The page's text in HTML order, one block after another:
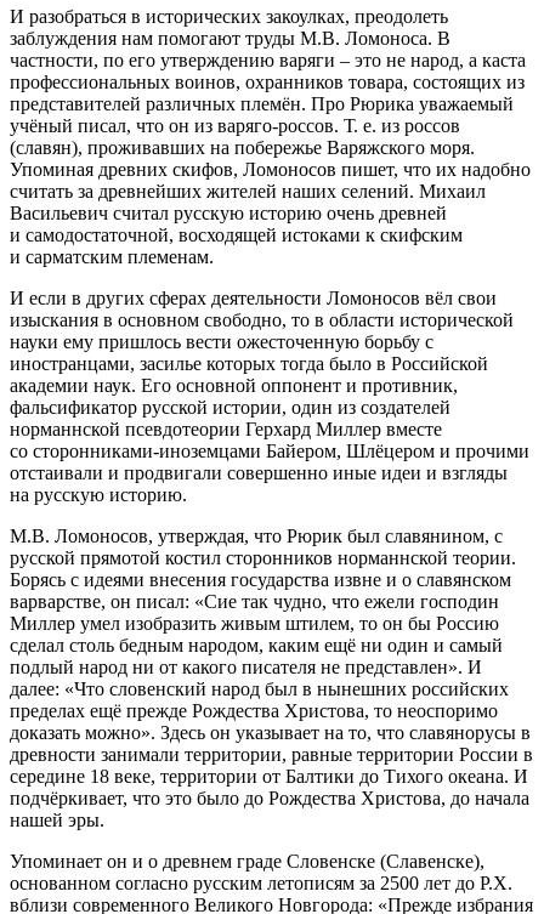
И разобраться в исторических закоулках, преодолеть
заблуждения нам помогают труды М.В. Ломоноса. В
частности, по его утверждению варяги – это не народ, а каста
профессиональных воинов, охранников товара, состоящих из
представителей различных племён. Про Рюрика уважаемый
учёный писал, что он из варяго-россов. Т. е. из россов
(славян), проживавших на побережье Варяжского моря.
Упоминая древних скифов, Ломоносов пишет, что их надобно
считать за древнейших жителей наших селений. Михаил
Васильевич считал русскую историю очень древней
и самодостаточной, восходящей истоками к скифским
и сарматским племенам.
И если в других сферах деятельности Ломоносов вёл свои
изыскания в основном свободно, то в области исторической
науки ему пришлось вести ожесточенную борьбу с
иностранцами, засилье которых тогда было в Российской
академии наук. Его основной оппонент и противник,
фальсификатор русской истории, один из создателей
норманнской псевдотеории Герхард Миллер вместе
со сторонниками-иноземцами Байером, Шлёцером и прочими
отстаивали и продвигали совершенно иные идеи и взгляды
на русскую историю.
М.В. Ломоносов, утверждая, что Рюрик был славянином, с
русской прямотой костил сторонников норманнской теории.
Борясь с идеями внесения государства извне и о славянском
варварстве, он писал: «Сие так чудно, что ежели господин
Миллер умел изобразить живым штилем, то он бы Россию
сделал столь бедным народом, каким ещё ни один и самый
подлый народ ни от какого писателя не представлен». И
далее: «Что словенский народ был в нынешних российских
пределах ещё прежде Рождества Христова, то неоспоримо
доказать можно». Здесь он указывает на то, что славянорусы в
древности занимали территории, равные территории России в
середине 18 веке, территории от Балтики до Тихого океана. И
подчёркивает, что это было до Рождества Христова, до начала
нашей эры.
Упоминает он и о древнем граде Словенске (Славенске),
основанном согласно русским летописям за 2500 лет до Р.Х.
вблизи современного Великого Новгорода: «Прежде избрания